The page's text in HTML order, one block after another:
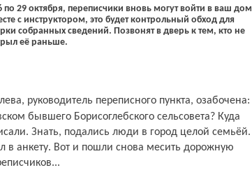
по 29 октября, переписчики вновь могут войти в ваш дом
с инструктором, это будет контрольный обход для
собранных сведений. Позвонят в дверь к тем, кто не
её раньше.
бывшего Борисоглебского сельсовета? Куда
Знать, подались люди в город целой семьёй.
в анкету. Вот и пошли снова месить дорожную